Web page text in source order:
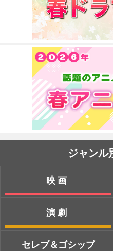
ジャンル
映画
演劇
セレブ＆ゴシップ